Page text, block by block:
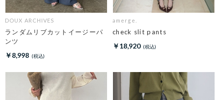
DOUX ARCHIVES
ランダムリブカットイージーパ
ンツ
￥8,998
amerge.
check slit pants
￥18,920